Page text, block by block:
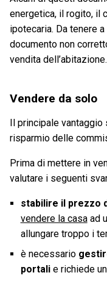
energetica, il rogito, il
ipotecaria. Da tenere
documento non
vendita dell’abitazione.
Vendere da solo
Il principale
risparmio delle
Prima di mettere in
valutare i seguenti
stabilire il prezzo
vendere la casaad
allungare troppo i
è necessario
portalie richiede